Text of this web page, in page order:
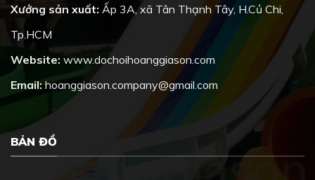
Xưởng sản xuất: Ấp 3A, xã Tân Thạnh Tây, H.Củ Chi,
Tp.HCM
Website: www.dochoihoanggiason.com
Email:hoanggiason.company@gmail.com
BẢN ĐỒ